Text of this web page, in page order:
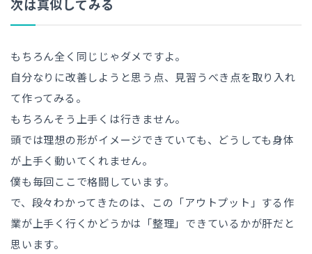
次は真似してみる
もちろん全く同じじゃダメですよ。
自分なりに改善しようと思う点、見習うべき点を取り入れ
て作ってみる。
もちろんそう上手くは行きません。
頭では理想の形がイメージできていても、どうしても身体
が上手く動いてくれません。
僕も毎回ここで格闘しています。
で、段々わかってきたのは、この「アウトプット」する作
業が上手く行くかどうかは「整理」できているかが肝だと
思います。